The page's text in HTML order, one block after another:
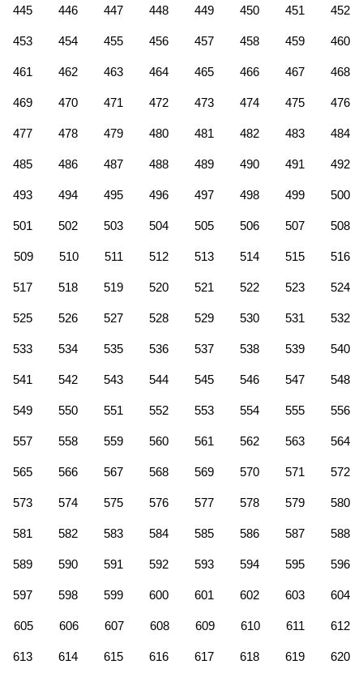
445 446 447 448 449 450 451 452
453 454 455 456 457 458 459 460
461 462 463 464 465 466 467 468
469 470 471 472 473 474 475 476
477 478 479 480 481 482 483 484
485 486 487 488 489 490 491 492
493 494 495 496 497 498 499 500
501 502 503 504 505 506 507 508
509 510 511 512 513 514 515 516
517 518 519 520 521 522 523 524
525 526 527 528 529 530 531 532
533 534 535 536 537 538 539 540
541 542 543 544 545 546 547 548
549 550 551 552 553 554 555 556
557 558 559 560 561 562 563 564
565 566 567 568 569 570 571 572
573 574 575 576 577 578 579 580
581 582 583 584 585 586 587 588
589 590 591 592 593 594 595 596
597 598 599 600 601 602 603 604
605 606 607 608 609 610 611 612
613 614 615 616 617 618 619 620